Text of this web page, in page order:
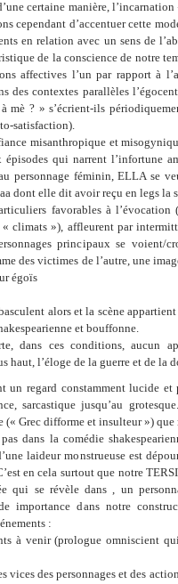
certaine manière,
cependant d’accentuer cette
en relation avec un sens de
de la conscience de notre
affectives l’un par rapport à
des contextes parallèles
mè ? » s’écrient-ils
satisfaction).
misanthropique et
épisodes qui narrent l’infortune
personnage féminin, ELLA se
dont elle dit avoir reçu en legs la
favorables à l’évocation
climats »), affleurent par
principaux se voient/
des victimes de l’autre, une
égoïs
alors et la scène
et bouffonne.
dans ces conditions, aucun
haut, l’éloge de la guerre et de la
regard constamment lucide et
sarcastique jusqu’au
Grec difforme et insulteur ») que
dans la comédie
laideur monstrueuse est
en cela surtout que notre
qui se révèle dans , un
importance dans notre
:
à venir (prologue omniscient
vices des personnages et des